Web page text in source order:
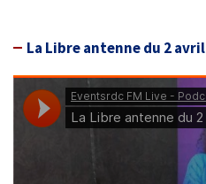
La Libre antenne du 2 avril